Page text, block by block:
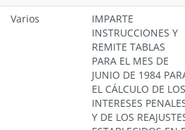
Varios
IMPARTE
INSTRUCCIONES Y
REMITE TABLAS
PARA EL MES DE
JUNIO DE 1984
EL CÁLCULO DE LOS
INTERESES
Y DE LOS